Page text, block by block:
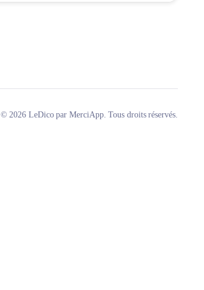
© 2026 LeDico par MerciApp. Tous droits réservés.